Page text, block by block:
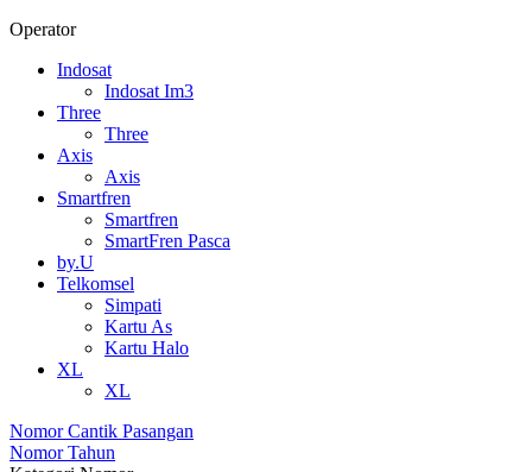
Operator
Indosat
Indosat Im3
Three
Three
Axis
Axis
Smartfren
Smartfren
SmartFren Pasca
by.U
Telkomsel
Simpati
Kartu As
Kartu Halo
XL
XL
Nomor Cantik Pasangan
Nomor Tahun